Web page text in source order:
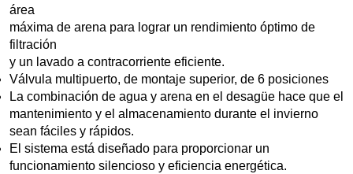
área
máxima de arena para lograr un rendimiento óptimo de
filtración
y un lavado a contracorriente eficiente.
Válvula multipuerto, de montaje superior, de 6 posiciones
La combinación de agua y arena en el desagüe hace que el
mantenimiento y el almacenamiento durante el invierno
sean fáciles y rápidos.
El sistema está diseñado para proporcionar un
funcionamiento silencioso y eficiencia energética.